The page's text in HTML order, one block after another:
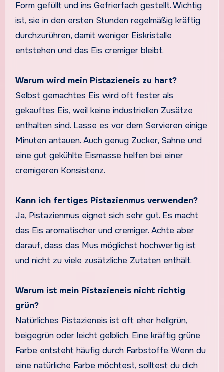
Form gefüllt und ins Gefrierfach gestellt. Wichtig
ist, sie in den ersten Stunden regelmäßig kräftig
durchzurühren, damit weniger Eiskristalle
entstehen und das Eis cremiger bleibt.
Warum wird mein Pistazieneis zu hart?
Selbst gemachtes Eis wird oft fester als
gekauftes Eis, weil keine industriellen Zusätze
enthalten sind. Lasse es vor dem Servieren einige
Minuten antauen. Auch genug Zucker, Sahne und
eine gut gekühlte Eismasse helfen bei einer
cremigeren Konsistenz.
Kann ich fertiges Pistazienmus verwenden?
Ja, Pistazienmus eignet sich sehr gut. Es macht
das Eis aromatischer und cremiger. Achte aber
darauf, dass das Mus möglichst hochwertig ist
und nicht zu viele zusätzliche Zutaten enthält.
Warum ist mein Pistazieneis nicht richtig
grün?
Natürliches Pistazieneis ist oft eher hellgrün,
beigegrün oder leicht gelblich. Eine kräftig grüne
Farbe entsteht häufig durch Farbstoffe. Wenn du
eine natürliche Farbe möchtest, solltest du dich